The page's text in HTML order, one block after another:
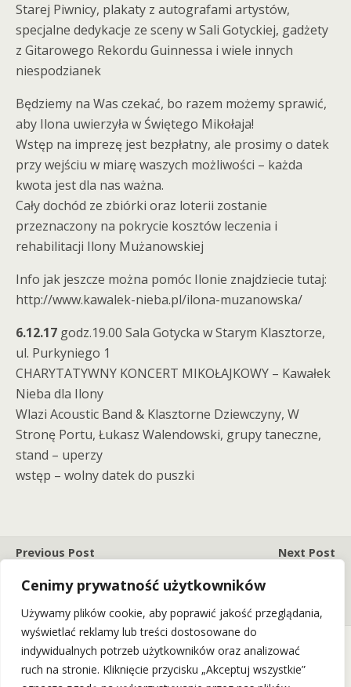
Cenimy prywatność użytkowników
Używamy plików cookie, aby poprawić jakość przeglądania,
wyświetlać reklamy lub treści dostosowane do
indywidualnych potrzeb użytkowników oraz analizować
ruch na stronie. Kliknięcie przycisku „Akceptuj wszystkie”
Starej Piwnicy, plakaty z autografami artystów,
specjalne dedykacje ze sceny w Sali Gotyckiej, gadżety
z Gitarowego Rekordu Guinnessa i wiele innych
niespodzianek
Będziemy na Was czekać, bo razem możemy sprawić,
aby Ilona uwierzyła w Świętego Mikołaja!
Wstęp na imprezę jest bezpłatny, ale prosimy o datek
przy wejściu w miarę waszych możliwości – każda
kwota jest dla nas ważna.
Cały dochód ze zbiórki oraz loterii zostanie
przeznaczony na pokrycie kosztów leczenia i
rehabilitacji Ilony Mużanowskiej
Info jak jeszcze można pomóc Ilonie znajdziecie tutaj:
http://www.kawalek-nieba.pl/ilona-muzanowska/
6.12.17 godz.19.00 Sala Gotycka w Starym Klasztorze,
ul. Purkyniego 1
CHARYTATYWNY KONCERT MIKOŁAJKOWY – Kawałek
Nieba dla Ilony
Wlazi Acoustic Band & Klasztorne Dziewczyny, W
Stronę Portu, Łukasz Walendowski, grupy taneczne,
stand – uperzy
wstęp – wolny datek do puszki
Previous Post
(10.12.17)
Next Post
Cuba Wracają Do Starego
Back to top